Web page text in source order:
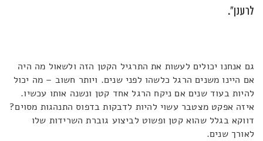
לרענן".
גם אנחנו יכולים לעשות את התרגיל הקטן הזה ולשאול מה היה
אם היינו משנים הרגל כלשהו לפני שנים. ויותר חשוב – מה יכול
להיות בעוד שנים אם ניקח הרגל אחד קטן ונשנה אותו עכשיו.
איזה אפקט מצטבר עשוי להיות לדבקות בדפוס התנהגות מסוים?
דווקא בגלל שהוא קטן ופשוט לביצוע גוברת השרידות שלו
לאורך שנים.